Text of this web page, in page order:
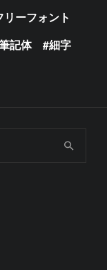
リーフォント
記体
細字